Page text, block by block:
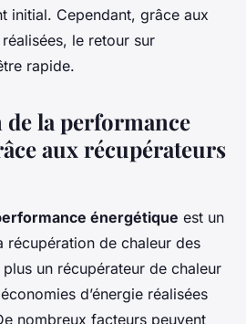
initial. Cependant, grâce aux
le retour sur
rapide.
la performance
aux récupérateurs
énergétique est un
récupération de chaleur des
un récupérateur de chaleur
d’énergie réalisées
nombreux facteurs peuvent